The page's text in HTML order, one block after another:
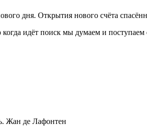
дня. Открытия нового счёта
идёт поиск мы думаем и
Жан де Лафонтен